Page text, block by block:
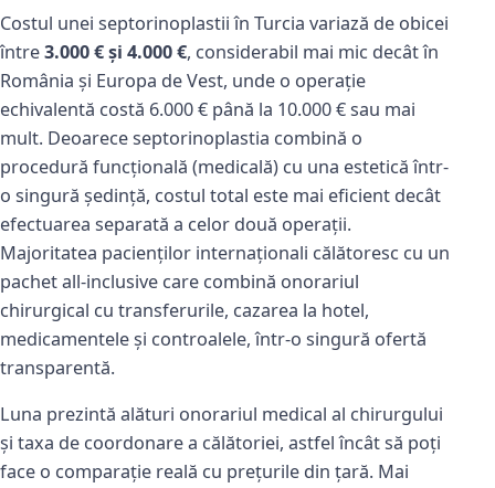
Costul unei septorinoplastii în Turcia variază de obicei
între3.000 € și 4.000 €, considerabil mai mic decât în
România și Europa de Vest, unde o operație
echivalentă costă 6.000 € până la 10.000 € sau mai
mult. Deoarece septorinoplastia combină o
procedură funcțională (medicală) cu una estetică într-
o singură ședință, costul total este mai eficient decât
efectuarea separată a celor două operații.
Majoritatea pacienților internaționali călătoresc cu un
pachet all-inclusive care combină onorariul
chirurgical cu transferurile, cazarea la hotel,
medicamentele și controalele, într-o singură ofertă
transparentă.
Luna prezintă alături onorariul medical al chirurgului
și taxa de coordonare a călătoriei, astfel încât să poți
face o comparație reală cu prețurile din țară. Mai